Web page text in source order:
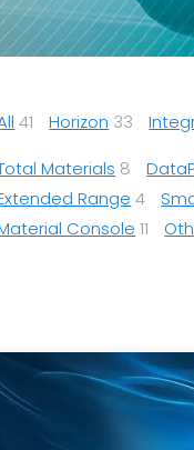
41 Horizon 33
Materials 8
Range 4
Console 11